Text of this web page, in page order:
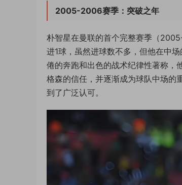
2005-2006赛季：突破之年
朴智星在曼联的首个完整赛季（
进1球，虽然进球数不多，但他在中
倦的奔跑和出色的战术纪律性著称，
格森的信任，并逐渐成为球队中场的
到了广泛认可。